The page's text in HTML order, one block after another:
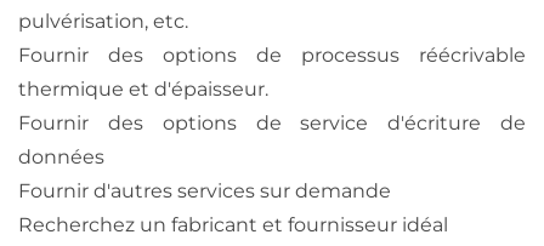
pulvérisation, etc.
Fournir des options de processus réécrivable
thermique et d'épaisseur.
Fournir des options de service d'écriture de
données
Fournir d'autres services sur demande
Recherchez un fabricant et fournisseur idéal